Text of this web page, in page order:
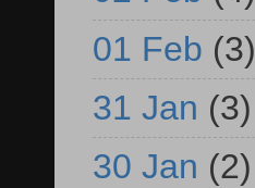
01 Feb (3)
31 Jan (3)
30 Jan (2)